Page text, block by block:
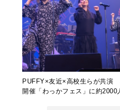
PUFFY×友近×高校生らが共演
開催「わっかフェス」に約2000